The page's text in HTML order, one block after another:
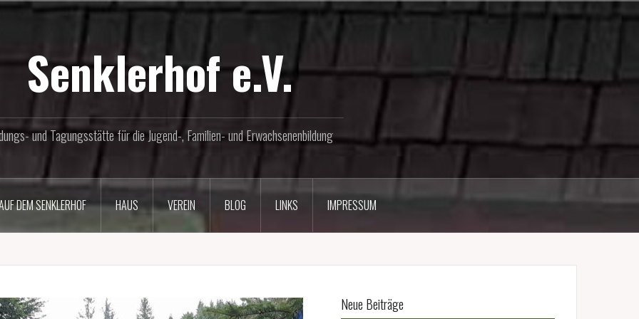
Senklerhof e.V.
und Tagungsstätte für die Jugend-, Familien- und Erwachsenenbildung
DEM SENKLERHOF HAUS VEREIN BLOG LINKS IMPRESSUM
Neue Beiträge